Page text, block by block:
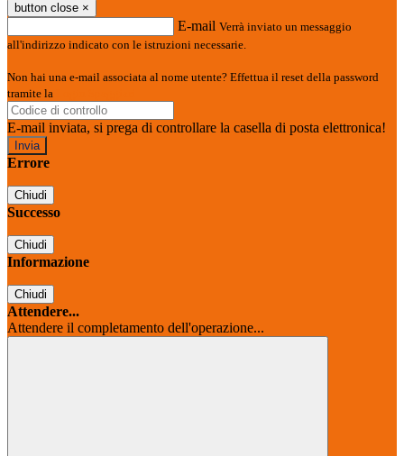
button close ×
E-mail Verrà inviato un messaggio
all'indirizzo indicato con le istruzioni necessarie.
Non hai una e-mail associata al nome utente? Effettua il reset della password
tramite la
E-mail inviata, si prega di controllare la casella di posta elettronica!
Errore
Chiudi
Successo
Chiudi
Informazione
Chiudi
Attendere...
Attendere il completamento dell'operazione...